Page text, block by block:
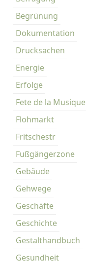
Begrünung
Dokumentation
Drucksachen
Energie
Erfolge
Fete de la Musique
Flohmarkt
Fritschestr
Fußgängerzone
Gebäude
Gehwege
Geschäfte
Geschichte
Gestalthandbuch
Gesundheit